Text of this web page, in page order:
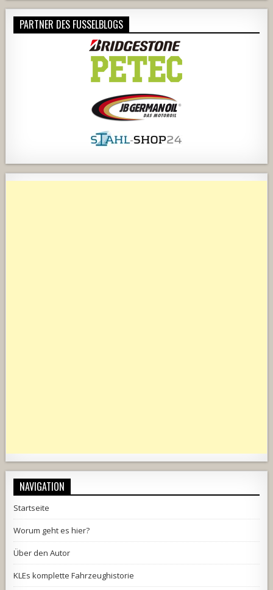
PARTNER DES FUSSELBLOGS
NAVIGATION
Startseite
Worum geht es hier?
Über den Autor
KLEs komplette Fahrzeughistorie